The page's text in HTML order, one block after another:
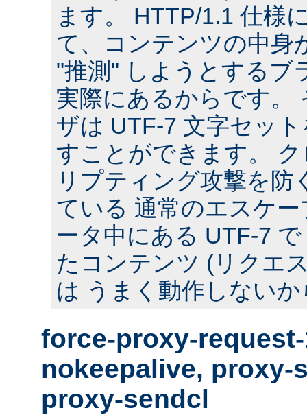
ます。 HTTP/1.1 仕様
て、コンテンツの中身
"推測" しようとするブ
実際にあるからです。
ザは UTF-7 文字セッ
すことができます。
リプティング攻撃を防
ている 通常のエスケ
ータ中にある UTF-7
たコンテンツ (リクエ
は うまく動作しない
force-proxy-
nokeepalive, proxy-
proxy-sendcl